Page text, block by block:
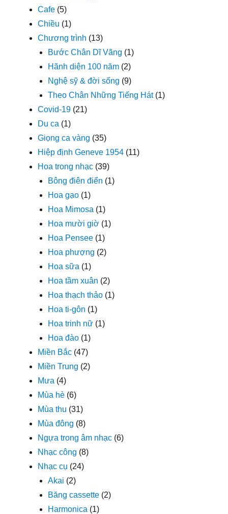
Cafe (5)
Chiều (1)
Chương trình (13)
Bước Chân Dĩ Vãng (1)
Hãnh diện 100 năm (2)
Nghệ sỹ & đời sống (9)
Theo Chân Những Tiếng Hát(1)
Covid-19 (21)
Du ca (1)
Giọng ca vàng (35)
Hiệp định Geneve 1954 (11)
Hoa trong nhạc (39)
Bông điên điển (1)
Hoa gạo (1)
Hoa Mimosa (1)
Hoa mười giờ (1)
Hoa Pensee (1)
Hoa phượng (2)
Hoa sữa (1)
Hoa tầm xuân (2)
Hoa thạch thảo (1)
Hoa ti-gôn (1)
Hoa trinh nữ (1)
Hoa đào (1)
Miền Bắc (47)
Miền Trung (2)
Mưa (4)
Mùa hè (6)
Mùa thu (31)
Mùa đông (8)
Ngựa trong âm nhạc (6)
Nhạc công (8)
Nhạc cụ (24)
Akai (2)
Băng cassette (2)
Harmonica (1)